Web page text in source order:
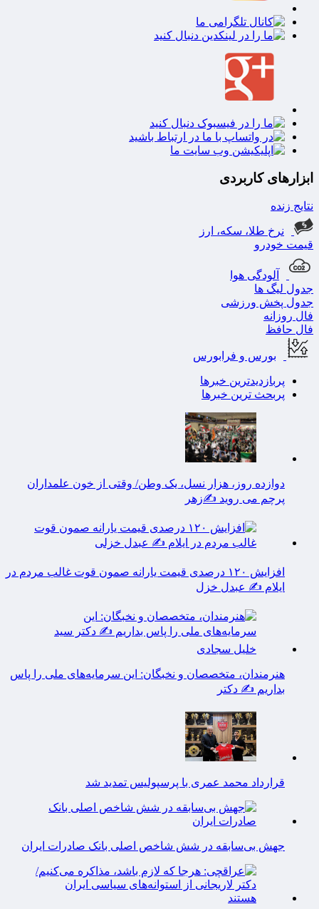
ابزارهای کاربردی
نتایج زنده
نرخ طلا، سکه، ارز
قیمت خودرو
آلودگی هوا
جدول لیگ ها
جدول پخش ورزشی
فال روزانه
فال حافظ
بورس و فرابورس
پربازدیدترین خبرها
پربحث ترین خبرها
دوازده روز، هزار نسل، یک وطن/ وقتی از خون علمداران
پرچم می روید ✍️زهر
افزایش ۱۲۰ درصدی قیمت یارانه صمون قوت غالب مردم در
ایلام ✍️ عبدل خزل
هنرمندان، متخصصان و نخبگان: این سرمایه‌های ملی را پاس
بداریم ✍️ دکتر
قرارداد محمد عمری با پرسپولیس تمدید شد
جهش بی‌سابقه در شش شاخص اصلی بانک صادرات ایران